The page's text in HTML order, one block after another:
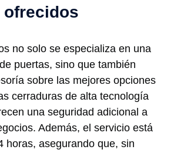
no solo se especializa en una
puertas, sino que también
sobre las mejores opciones
cerraduras de alta tecnología
una seguridad adicional a
Además, el servicio está
horas, asegurando que, sin